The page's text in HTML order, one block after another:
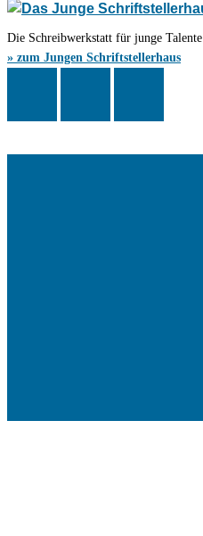
Die Schreibwerkstatt für junge Talente
» zum Jungen Schriftstellerhaus